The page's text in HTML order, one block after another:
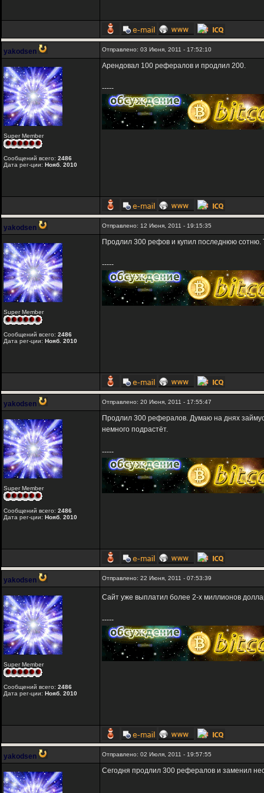
yakodsen Отправлено: 03 Июня, 2011 - 17:52:10
Super Member
Сообщений всего: 2486
Дата рег-ции: Нояб. 2010
Арендовал 100 рефералов и продлил 200.
-----
yakodsen Отправлено: 12 Июня, 2011 - 19:15:35
Super Member
Сообщений всего: 2486
Дата рег-ции: Нояб. 2010
Продлил 300 рефов и купил последнюю
-----
yakodsen Отправлено: 20 Июня, 2011 - 17:55:47
Super Member
Сообщений всего: 2486
Дата рег-ции: Нояб. 2010
Продлил 300 рефералов. Думаю на днях
немного подрастёт.
-----
yakodsen Отправлено: 22 Июня, 2011 - 07:53:39
Super Member
Сообщений всего: 2486
Дата рег-ции: Нояб. 2010
Сайт уже выплатил более 2-х миллионов
-----
yakodsen Отправлено: 02 Июля, 2011 - 19:57:55
Сегодня продлил 300 рефералов и заменил